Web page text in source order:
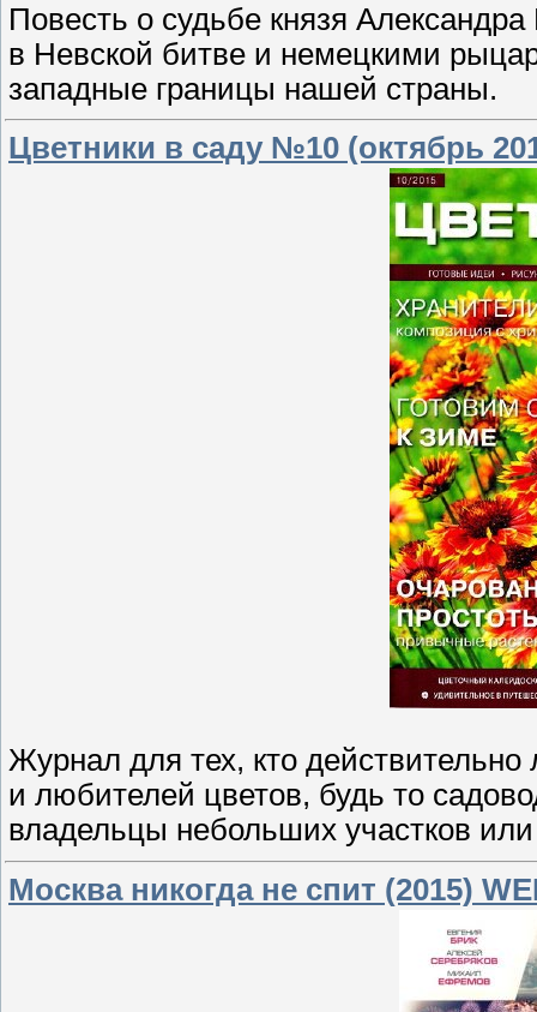
Повесть о судьбе князя
в Невской битве и немецкими
западные границы нашей страны.
Цветники в саду №10 (октябрь
Журнал для тех, кто
и любителей цветов, будь то
владельцы небольших участков
Москва никогда не спит (2015)